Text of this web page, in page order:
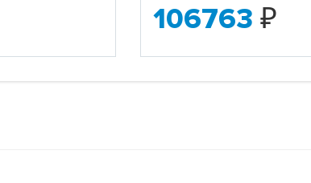
106763 ₽